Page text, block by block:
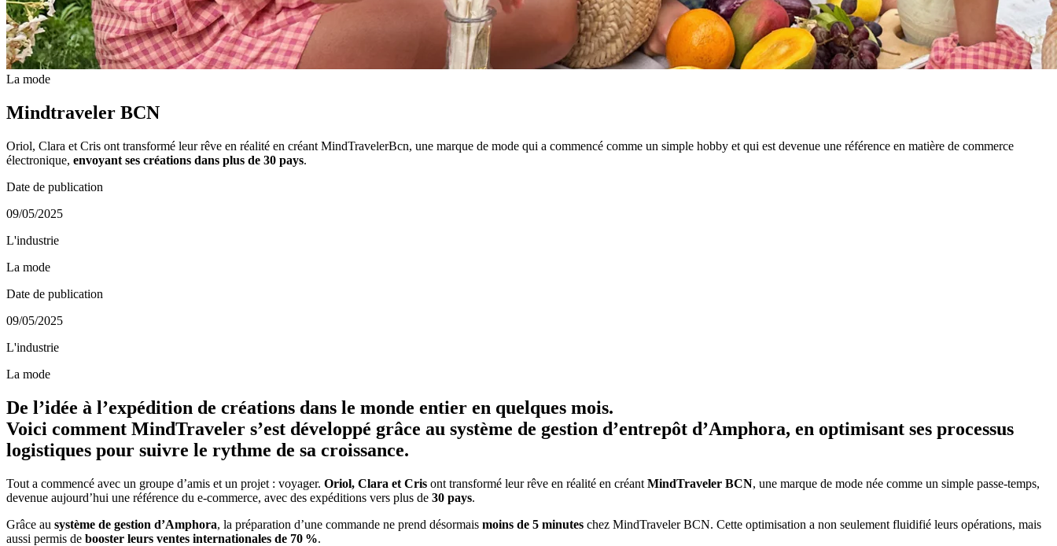
La mode
Mindtraveler BCN
Oriol, Clara et Cris ont transformé leur rêve en réalité en créant MindTravelerBcn, une marque de mode qui a commencé comme un simple hobby et qui est devenue une référence en matière de commerce
électronique, envoyant ses créations dans plus de 30 pays.
Date de publication
09/05/2025
L'industrie
La mode
Date de publication
09/05/2025
L'industrie
La mode
De l’idée à l’expédition de créations dans le monde entier en quelques mois.
Voici comment MindTraveler s’est développé grâce au système de gestion d’entrepôt d’Amphora, en optimisant ses processus
logistiques pour suivre le rythme de sa croissance.
Tout a commencé avec un groupe d’amis et un projet : voyager. Oriol, Clara et Cris ont transformé leur rêve en réalité en créant MindTraveler BCN, une marque de mode née comme un simple passe-temps,
devenue aujourd’hui une référence du e-commerce, avec des expéditions vers plus de 30 pays.
Grâce au système de gestion d’Amphora, la préparation d’une commande ne prend désormais moins de 5 minutes chez MindTraveler BCN. Cette optimisation a non seulement fluidifié leurs opérations, mais
aussi permis de booster leurs ventes internationales de 70 %.